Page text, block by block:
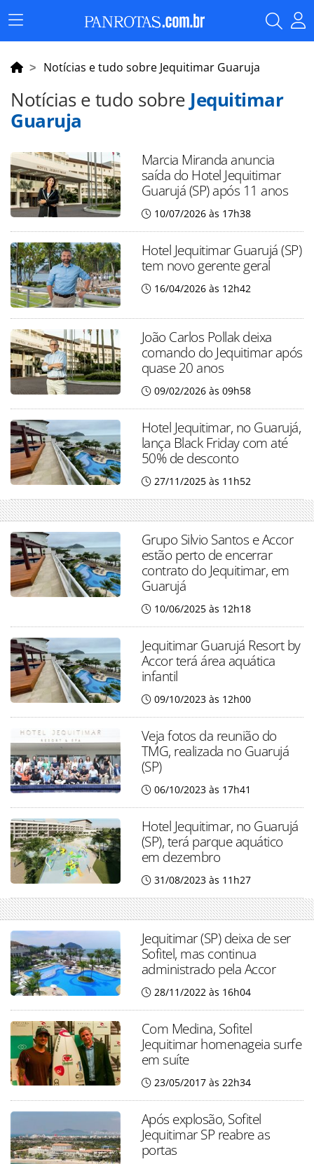
Menu
Principal
Notícias e tudo sobre Jequitimar Guaruja
Notícias e tudo sobre Jequitimar
Guaruja
Marcia Miranda anuncia
saída do Hotel Jequitimar
Guarujá (SP) após 11 anos
10/07/2026 às 17h38
Hotel Jequitimar Guarujá (SP)
tem novo gerente geral
16/04/2026 às 12h42
João Carlos Pollak deixa
comando do Jequitimar após
quase 20 anos
09/02/2026 às 09h58
Hotel Jequitimar, no Guarujá,
lança Black Friday com até
50% de desconto
27/11/2025 às 11h52
Grupo Silvio Santos e Accor
estão perto de encerrar
contrato do Jequitimar, em
Guarujá
10/06/2025 às 12h18
Jequitimar Guarujá Resort by
Accor terá área aquática
infantil
09/10/2023 às 12h00
Veja fotos da reunião do
TMG, realizada no Guarujá
(SP)
06/10/2023 às 17h41
Hotel Jequitimar, no Guarujá
(SP), terá parque aquático
em dezembro
31/08/2023 às 11h27
Jequitimar (SP) deixa de ser
Sofitel, mas continua
administrado pela Accor
28/11/2022 às 16h04
Com Medina, Sofitel
Jequitimar homenageia surfe
em suíte
23/05/2017 às 22h34
Após explosão, Sofitel
Jequitimar SP reabre as
portas